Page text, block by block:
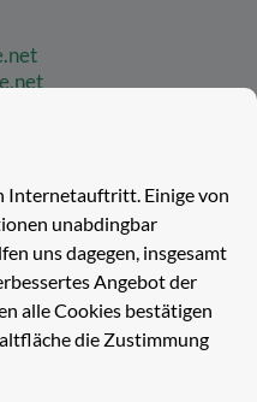
Internetauftritt. Einige von
unabdingbar
uns dagegen, insgesamt
Angebot der
alle Cookies bestätigen
die Zustimmung